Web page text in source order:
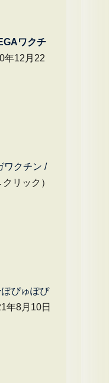
ワクチ
年12月22
ワクチン /
リック）
ぴゅぽぴ
年8月10日